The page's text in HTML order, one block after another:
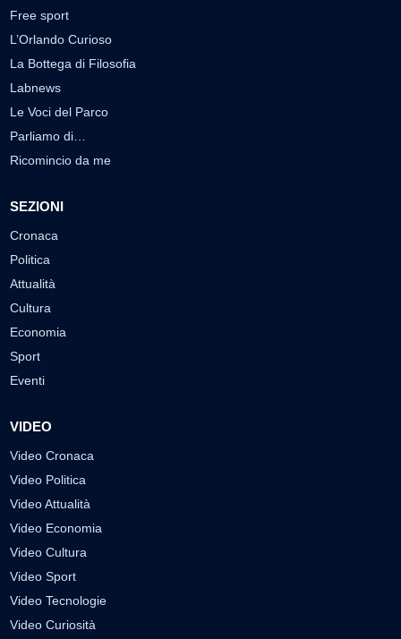
Free sport
L’Orlando Curioso
La Bottega di Filosofia
Labnews
Le Voci del Parco
Parliamo di…
Ricomincio da me
SEZIONI
Cronaca
Politica
Attualità
Cultura
Economia
Sport
Eventi
VIDEO
Video Cronaca
Video Politica
Video Attualità
Video Economia
Video Cultura
Video Sport
Video Tecnologie
Video Curiosità